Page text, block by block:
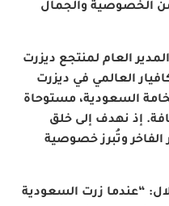
الخصوصية والجمال
العام لمنتجع ديزرت
العالمي في ديزرت
السعودية، مستوحاة
إذ نهدف إلى خلق
وتُبرز خصوصية
“عندما زرت السعودية